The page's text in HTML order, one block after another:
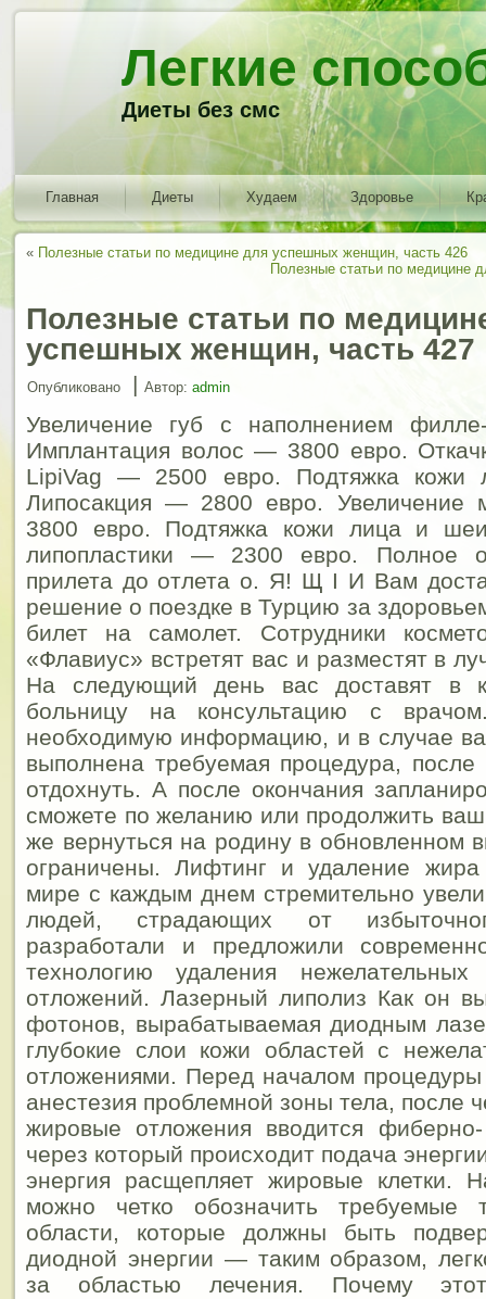
Легкие
Диеты без смс
Главная Диеты Худаем Здоровье
« Полезные статьи по медицине для успешных женщин, часть 426
Полезные статьи по медицине
Полезные статьи по
успешных женщин, часть 427
Опубликовано | Автор: admin
Увеличение губ с наполнением
Имплантация волос — 3800 евро.
LipiVag — 2500 евро. Подтяжка
Липосакция — 2800 евро. Увеличение
3800 евро. Подтяжка кожи лица и
липопластики — 2300 евро. Полное
прилета до отлета о. Я! Щ I И Вам
решение о поездке в Турцию за
билет на самолет.
Сотрудники
«Флавиус» встретят вас и разместят в
На следующий день вас доставят в
больницу на консультацию с
необходимую информацию, и в случае
выполнена требуемая процедура,
отдохнуть. А после окончания
сможете по желанию или продолжить
же вернуться на родину в обновленном
ограничены. Лифтинг и удаление
мире с каждым днем стремительно
людей, страдающих от
разработали и предложили
технологию удаления
отложений. Лазерный липолиз Как он
фотонов, вырабатываемая диодным
глубокие слои кожи областей с
отложениями. Перед началом процедуры
анестезия проблемной зоны тела, после
жировые отложения вводится фиберно-
через который происходит подача
энергия расщепляет жировые клетки.
можно четко обозначить требуемые
области, которые должны быть
диодной энергии — таким образом,
за областью лечения. Почему